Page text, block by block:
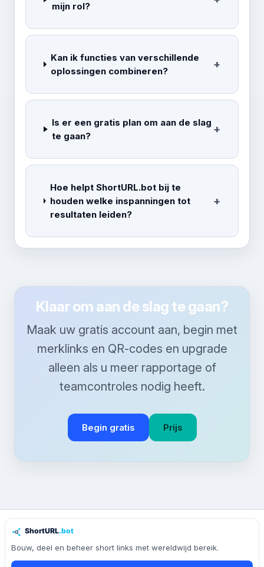
mijn rol?
Kan ik functies van verschillende
oplossingen combineren?
Is er een gratis plan om aan de slag
te gaan?
Hoe helpt ShortURL.bot bij te
houden welke inspanningen tot
resultaten leiden?
Klaar om aan de slag te gaan?
Maak uw gratis account aan, begin met
merklinks en QR-codes en upgrade
alleen als u meer rapportage of
teamcontroles nodig heeft.
Begin gratis Prijs
Bouw, deel en beheer short links met wereldwijd bereik.